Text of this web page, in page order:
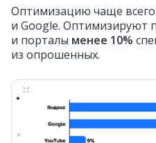
Оптимизацию чаще всего
и Google. Оптимизируют
и порталы менее 10%
из опрошенных.